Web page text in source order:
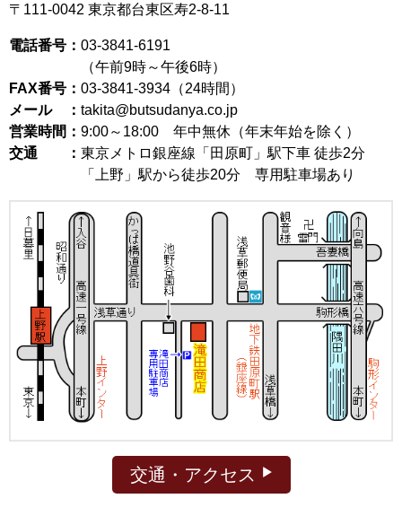
〒111-0042 東京都台東区寿2-8-11
電話番号： 03-3841-6191
（午前9時～午後6時）
FAX番号： 03-3841-3934（24時間）
メール ： takita@butsudanya.co.jp
営業時間： 9:00～18:00 年中無休（年末年始を除く）
交通 ： 東京メトロ銀座線「田原町」駅下車 徒歩2分
「上野」駅から徒歩20分 専用駐車場あり
交通・アクセス